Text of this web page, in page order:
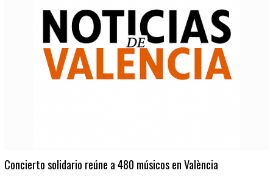
Concierto solidario reúne a 480 músicos en València